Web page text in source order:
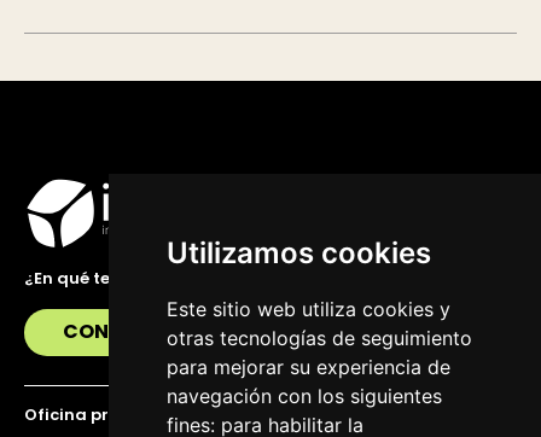
Utilizamos cookies
Este sitio web utiliza cookies y
otras tecnologías de seguimiento
para mejorar su experiencia de
navegación con los siguientes
fines: para habilitar la
¿En qué te podemos ayudar?
CONTÁCTANOS
Oficina principal